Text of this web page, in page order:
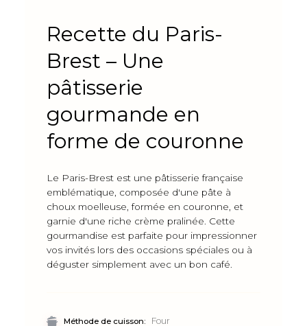
Recette du Paris-
Brest – Une
pâtisserie
gourmande en
forme de couronne
Le Paris-Brest est une pâtisserie française
emblématique, composée d'une pâte à
choux moelleuse, formée en couronne, et
garnie d'une riche crème pralinée. Cette
gourmandise est parfaite pour impressionner
vos invités lors des occasions spéciales ou à
déguster simplement avec un bon café.
Méthode de cuisson: Four